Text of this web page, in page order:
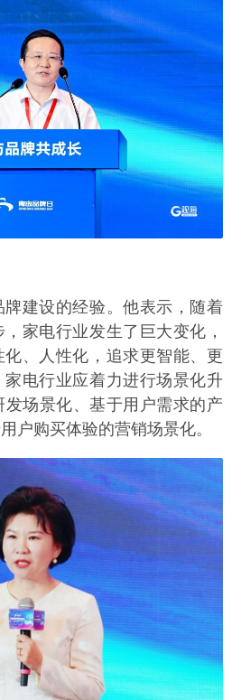
建设的经验。他表示，随着
家电行业发生了巨大变化，
、人性化，追求更智能、更
电行业应着力进行场景化升
场景化、基于用户需求的产
户购买体验的营销场景化。